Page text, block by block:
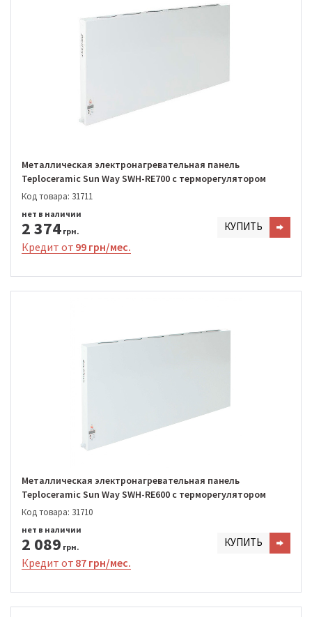
Металлическая электронагревательная панель
Teploceramic Sun Way SWH-RE700 с терморегулятором
Код товара: 31711
2 374 грн.
нет в наличии
КУПИТЬ
Кредит от 99 грн/мес.
Металлическая электронагревательная панель
Teploceramic Sun Way SWH-RE600 с терморегулятором
Код товара: 31710
2 089 грн.
нет в наличии
КУПИТЬ
Кредит от 87 грн/мес.